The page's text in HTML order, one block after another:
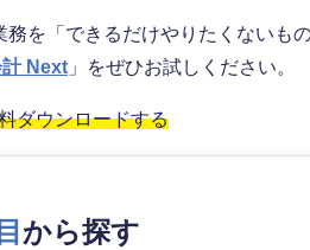
務を「できるだけやりたくないも
Next 」をぜひお試しください。
ダウンロードする
から探す